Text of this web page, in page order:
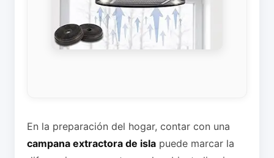
En la preparación del hogar, contar con una
campana extractora de isla puede marcar la